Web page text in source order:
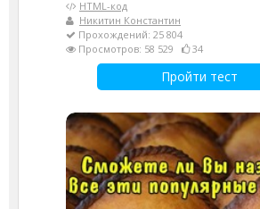
HTML-код
Никитин Константин
Прохождений: 25 804
Просмотров: 58 529
34
Пройти тест